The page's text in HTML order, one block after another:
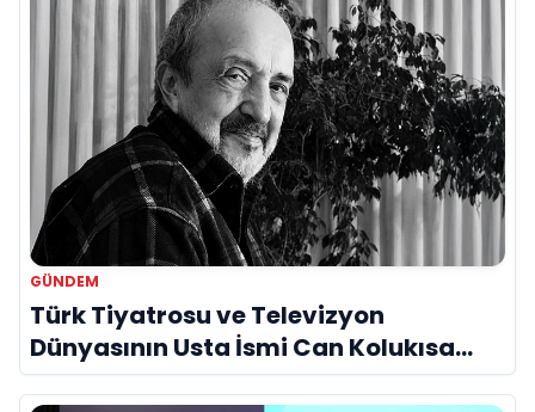
GÜNDEM
Türk Tiyatrosu ve Televizyon
Dünyasının Usta İsmi Can Kolukısa
Hayatını Kaybetti